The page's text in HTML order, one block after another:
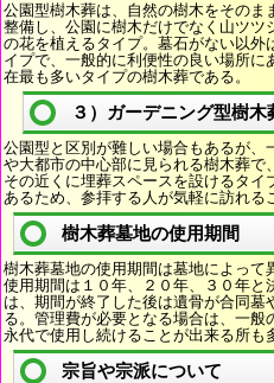
公園型樹木葬は、自然の樹木をその
整備し、公園に樹木だけでなく山ツ
の花を植えるタイプ。墓石がない以外
イプで、一般的に利便性の良い場所
在最も多いタイプの樹木葬である。
３）ガーデニング型樹木
公園型と区別が難しい場合もあるが
や大都市の中心部に見られる樹木葬で
その近くに埋葬スペースを設けるタ
あるため、参拝する人が気軽に訪れる
樹木葬墓地の使用期間
樹木葬墓地の使用期間は墓地によっ
使用期間は１０年、２０年、３０年
は、期間が終了した後は遺骨が合同
る。管理費が必要となる場合は、一
永代で使用し続けることが出来る所も
宗旨や宗派について